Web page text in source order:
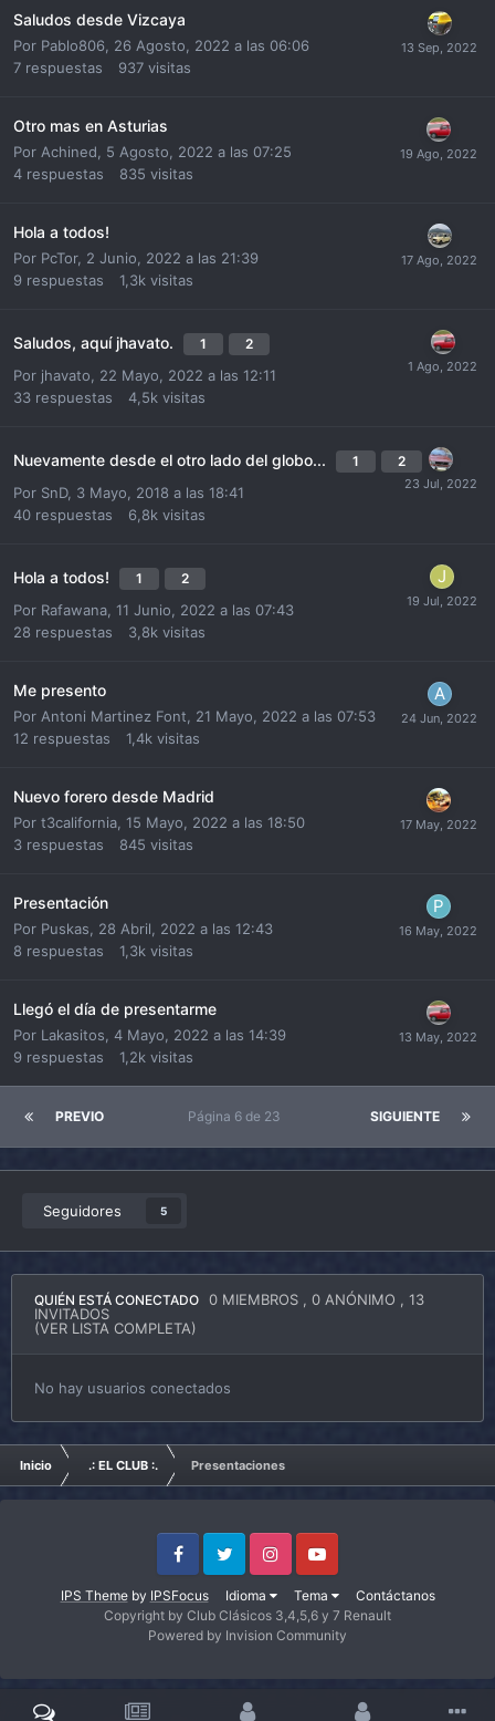
Saludos desde Vizcaya
Por Pablo806, 26 Agosto, 2022 a las 06:06
7 respuestas 937 visitas
Otro mas en Asturias
Por Achined, 5 Agosto, 2022 a las 07:25
4 respuestas 835 visitas
Hola a todos!
Por PcTor, 2 Junio, 2022 a las 21:39
9 respuestas 1,3k visitas
Saludos, aquí jhavato. 1 2
Por jhavato, 22 Mayo, 2022 a las 12:11
33 respuestas 4,5k visitas
Nuevamente desde el otro lado del globo... 1 2
Por SnD, 3 Mayo, 2018 a las 18:41
40 respuestas 6,8k visitas
Hola a todos! 1 2
Por Rafawana, 11 Junio, 2022 a las 07:43
28 respuestas 3,8k visitas
Me presento
Por Antoni Martinez Font, 21 Mayo, 2022 a las 07:53
12 respuestas 1,4k visitas
Nuevo forero desde Madrid
Por t3california, 15 Mayo, 2022 a las 18:50
3 respuestas 845 visitas
Presentación
Por Puskas, 28 Abril, 2022 a las 12:43
8 respuestas 1,3k visitas
Llegó el día de presentarme
Por Lakasitos, 4 Mayo, 2022 a las 14:39
9 respuestas 1,2k visitas
PREVIO SIGUIENTE
Página 6 de 23
Seguidores 5
QUIÉN ESTÁ CONECTADO 0 MIEMBROS , 0 ANÓNIMO , 13
INVITADOS
(VER LISTA COMPLETA)
No hay usuarios conectados
Inicio .: EL CLUB :. Presentaciones
IPS Themeby IPSFocus Idioma Tema Contáctanos
FacebookTwitter InstagramYoutube
Copyright by Club Clásicos 3,4,5,6 y 7 Renault
Powered by Invision Community